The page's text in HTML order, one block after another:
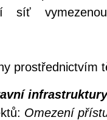
síť
prostřednictvím
Omezení